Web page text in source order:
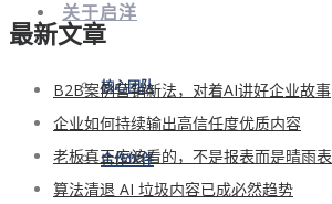
关于启洋
核心团队
合作伙伴
最新文章
B2B案例营销新法，对着AI讲好企业故事
企业如何持续输出高信任度优质内容
老板真正应该看的，不是报表而是晴雨表
算法清退 AI 垃圾内容已成必然趋势